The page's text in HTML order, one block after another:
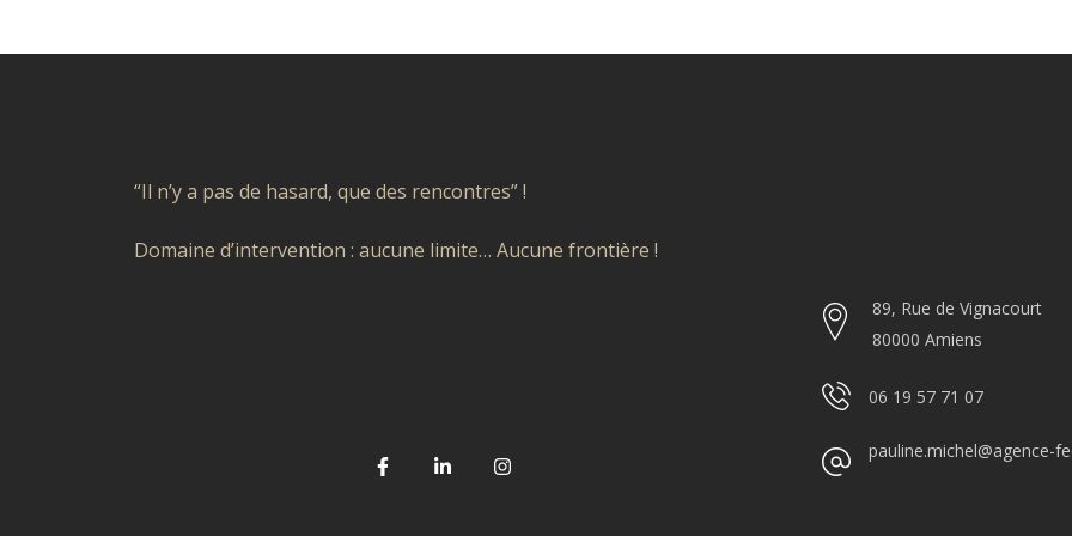
“Il n’y a pas de hasard, que des rencontres” !
Domaine d’intervention : aucune limite… Aucune frontière !
89, Rue de Vignacourt
80000 Amiens
06 19 57 71 07
pauline.michel@agence-